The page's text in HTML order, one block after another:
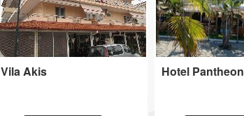
Vila Akis Hotel Pantheon